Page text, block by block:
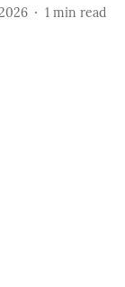
1 min read